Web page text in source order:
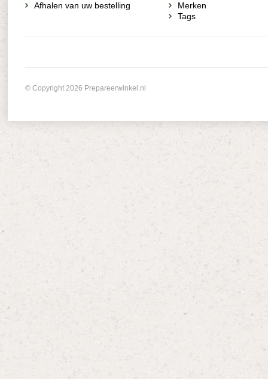
Afhalen van uw bestelling
Merken
Tags
© Copyright 2026 Prepareerwinkel.nl